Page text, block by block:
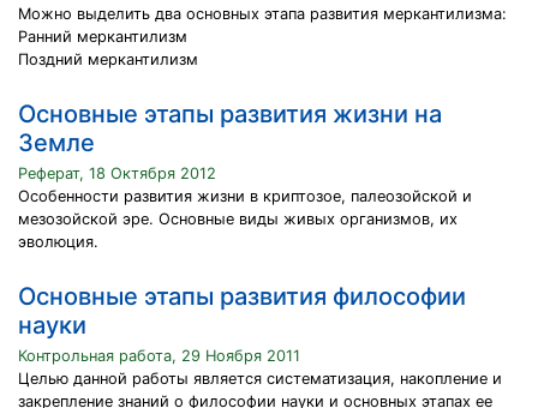
Можно выделить два основных этапа развития меркантилизма:
Ранний меркантилизм
Поздний меркантилизм
Основные этапы развития жизни на
Земле
Реферат, 18 Октября 2012
Особенности развития жизни в криптозое, палеозойской и
мезозойской эре. Основные виды живых организмов, их
эволюция.
Основные этапы развития философии
науки
Контрольная работа, 29 Ноября 2011
Целью данной работы является систематизация, накопление и
закрепление знаний о философии науки и основных этапах ее